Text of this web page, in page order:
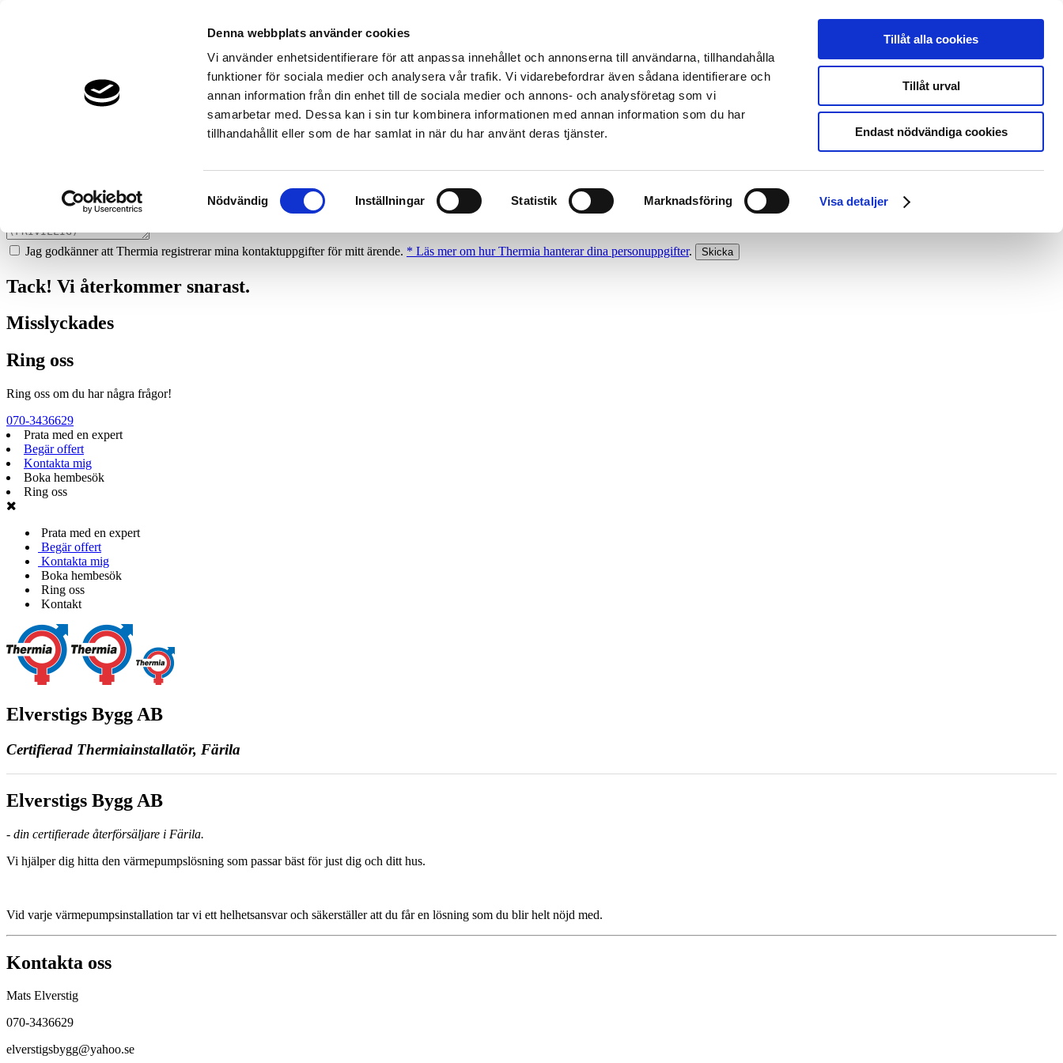
Denna webbplats använder cookies
Vi använder enhetsidentifierare för att anpassa innehållet och annonserna till användarna, tillhandahålla
funktioner för sociala medier och analysera vår trafik. Vi vidarebefordrar även sådana identifierare och
annan information från din enhet till de sociala medier och annons- och analysföretag som vi
samarbetar med. Dessa kan i sin tur kombinera informationen med annan information som du har
tillhandahållit eller som de har samlat in när du har använt deras tjänster.
Samtyckesval
Nödvändig Inställningar Statistik Marknadsföring Visa detaljer
Tillåt alla cookies
Tillåt urval
Endast nödvändiga cookies
Vi ger dig gärna goda råd - helt kostnadsfritt.
Vi hjälper dig att räkna ut mycket du kan spara med en värmepump!
Jag godkänner att Thermia registrerar mina kontaktuppgifter för mitt ärende. * Läs mer om hur Thermia hanterar dina personuppgifter.
Tack! Vi återkommer snarast.
Misslyckades
Ring oss
Ring oss om du har några frågor!
070-3436629
Prata med en expert
Begär offert
Kontakta mig
Boka hembesök
Ring oss
Prata med en expert
Begär offert
Kontakta mig
Boka hembesök
Ring oss
Kontakt
Elverstigs Bygg AB
Certifierad Thermiainstallatör, Färila
Elverstigs Bygg AB
- din certifierade återförsäljare i Färila.
Vi hjälper dig hitta den värmepumpslösning som passar bäst för just dig och ditt hus.
Vid varje värmepumpsinstallation tar vi ett helhetsansvar och säkerställer att du får en lösning som du blir helt nöjd med.
Kontakta oss
Mats Elverstig
070-3436629
elverstigsbygg@yahoo.se